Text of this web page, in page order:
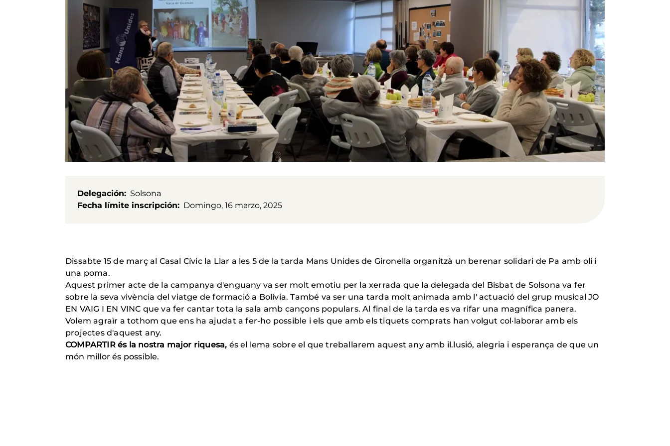
Delegación
Solsona
Fecha límite inscripción
Domingo, 16 marzo, 2025
Dissabte 15 de març al Casal Cívic la Llar a les 5 de la tarda Mans Unides de Gironella organitzà un berenar solidari de Pa amb oli i
una poma.
Aquest primer acte de la campanya d'enguany va ser molt emotiu per la xerrada que la delegada del Bisbat de Solsona va fer
sobre la seva vivència del viatge de formació a Bolívia. També va ser una tarda molt animada amb l' actuació del grup musical JO
EN VAIG I EN VINC que va fer cantar tota la sala amb cançons populars. Al final de la tarda es va rifar una magnífica panera.
Volem agraïr a tothom que ens ha ajudat a fer-ho possible i els que amb els tiquets comprats han volgut col·laborar amb els
projectes d'aquest any.
COMPARTIR és la nostra major riquesa, és el lema sobre el que treballarem aquest any amb il.lusió, alegria i esperança de que un
món millor és possible.